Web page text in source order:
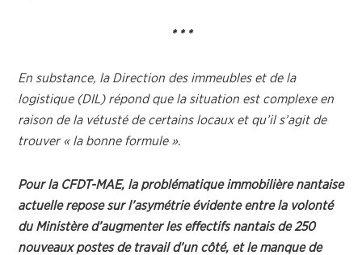
* * *
En substance, la Direction des immeubles et de la
logistique (DIL) répond que la situation est complexe en
raison de la vétusté de certains locaux et qu’il s’agit de
trouver « la bonne formule ».
Pour la CFDT-MAE, la problématique immobilière nantaise
actuelle repose sur l’asymétrie évidente entre la volonté
du Ministère d’augmenter les effectifs nantais de 250
nouveaux postes de travail d’un côté, et le manque de